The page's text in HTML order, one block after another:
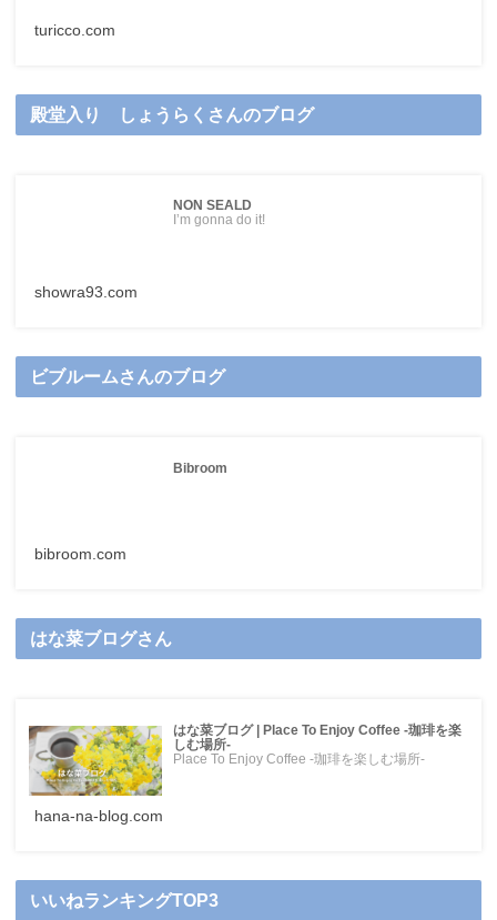
turicco.com
殿堂入り しょうらくさんのブログ
NON SEALD
I’m gonna do it!
showra93.com
ビブルームさんのブログ
Bibroom
bibroom.com
はな菜ブログさん
はな菜ブログ | Place To Enjoy Coffee -珈琲を楽
しむ場所-
Place To Enjoy Coffee -珈琲を楽しむ場所-
hana-na-blog.com
いいねランキングTOP3